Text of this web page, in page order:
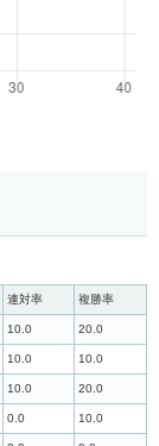
連対率 複勝率
10.0 20.0
10.0 10.0
10.0 20.0
0.0 10.0